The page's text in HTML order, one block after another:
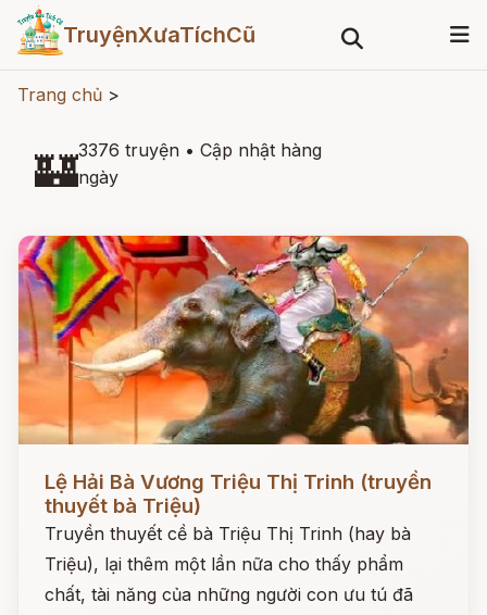
TruyệnXưaTíchCũ
Trang chủ >
🏰3376 truyện • Cập nhật hàng
ngày
Lệ Hải Bà Vương Triệu Thị Trinh (truyền
thuyết bà Triệu)
Truyền thuyết cề bà Triệu Thị Trinh (hay bà
Triệu), lại thêm một lần nữa cho thấy phẩm
chất, tài năng của những người con ưu tú đã